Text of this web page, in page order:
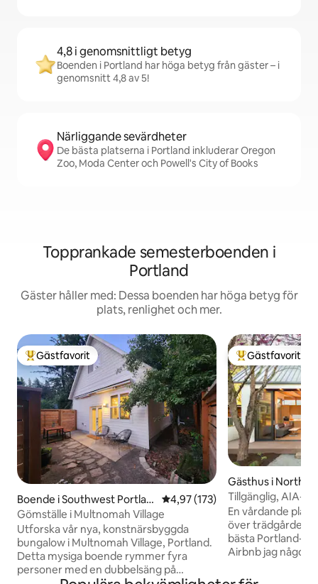
4,8 i genomsnittligt betyg
Boenden i Portland har höga betyg från gäster – i
genomsnitt 4,8 av 5!
Närliggande sevärdheter
De bästa platserna i Portland inkluderar Oregon
Zoo, Moda Center och Powell's City of Books
Topprankade semesterboenden i
Portland
Gäster håller med: Dessa boenden har höga betyg för
plats, renlighet och mer.
Populär gästfavorit
Gästfavorit
Boende i Southwest Portlan
d
4,97 av 5 i genomsnittligt
4,97 (173)
Gömställe i Multnomah Village
Utforska vår nya, konstnärsbyggda
bungalow i Multnomah Village, Portland.
Detta mysiga boende rymmer fyra
personer med en dubbelsäng på
Populär
Gästfavorit
Gästhus i North
Tillgänglig, AIA-
Garden Oasis
En vårdande
över trädgården
bästa Portland-maten.
Airbnb jag
Architects Award